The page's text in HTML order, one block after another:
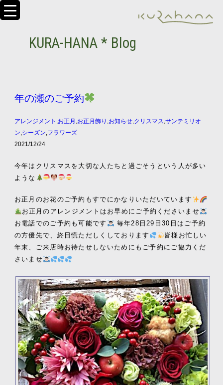
KURA-HANA * Blog
年の瀬のご予約
アレンジメント ,お正月 ,お正月飾り ,お知らせ,クリスマス,サンテミリオ
ン,シーズン,フラワーズ
2021/12/24
今年はクリスマスを大切な人たちと過ごそうという人が多い
ような
お正月のお花のご予約もすでにかなりいただいています
お正月のアレンジメントはお早めにご予約くださいませ
お電話でのご予約も可能です
毎年28日29日30日はご予約
の方優先で、終日慌ただしくしております
皆様お忙しい
年末、ご来店時お待たせしないためにもご予約にご協力くだ
さいませ